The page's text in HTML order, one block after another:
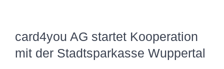
grösseres
card4you AG startet Kooperation
mit der Stadtsparkasse Wuppertal